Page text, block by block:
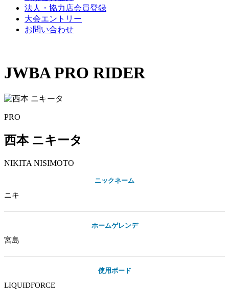
法人・協力店会員登録
大会エントリー
お問い合わせ
JWBA PRO RIDER
PRO
西本 ニキータ
NIKITA NISIMOTO
ニックネーム
ニキ
ホームゲレンデ
宮島
使用ボード
LIQUIDFORCE